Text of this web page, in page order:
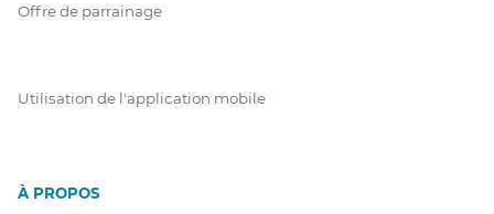
Offre de parrainage
Utilisation de l'application mobile
À PROPOS